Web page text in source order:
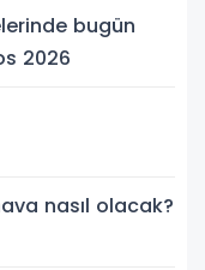
bugün
2026
nasıl olacak?